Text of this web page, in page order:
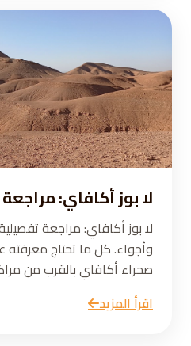
لا بوز أكافاي:
لا بوز أكافاي: مراجعة
وأجواء. كل ما تحتاج معرفته
صحراء أكافاي بالقرب من
اقرأ المزيد